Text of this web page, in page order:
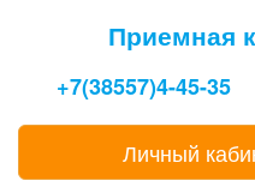
Приемная
+7(38557)4-45-35
Личный